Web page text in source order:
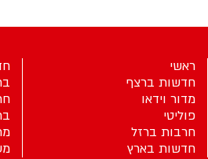
ראשי
חדשות ברצף
מדור וידאו
פוליטי
חרבות ברזל
חדשות בארץ